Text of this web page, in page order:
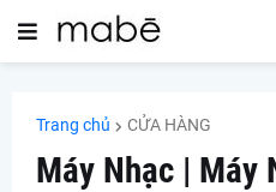
Trang chủ CỬA HÀNG
Máy Nhạc | Máy